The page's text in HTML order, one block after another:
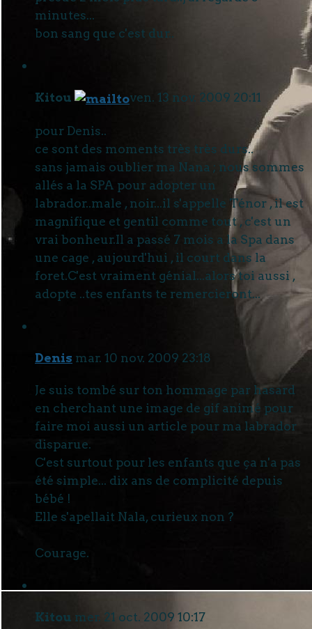
minutes...
bon sang que c'est dur..
Kitou ven. 13 nov. 2009 20:11
pour Denis..
ce sont des moments très très durs..
sans jamais oublier ma Nana ; nous sommes
allés a la SPA pour adopter un
labrador..male , noir...il s'appelle Ténor , il est
magnifique et gentil comme tout , c'est un
vrai bonheur.Il a passé 7 mois a la Spa dans
une cage , aujourd'hui , il court dans la
foret.C'est vraiment génial...alors toi aussi ,
adopte ..tes enfants te remercieront...
Denis mar. 10 nov. 2009 23:18
Je suis tombé sur ton hommage par hasard
en cherchant une image de gif animé pour
faire moi aussi un article pour ma labrador
disparue.
C'est surtout pour les enfants que ça n'a pas
été simple... dix ans de complicité depuis
bébé !
Elle s'apellait Nala, curieux non ?
Courage.
Kitou mer. 21 oct. 2009 10:17